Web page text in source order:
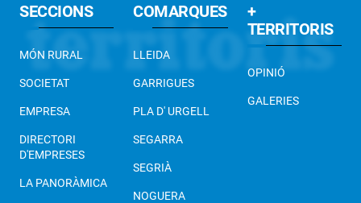
SECCIONS
MÓN RURAL
SOCIETAT
EMPRESA
DIRECTORI
D'EMPRESES
LA PANORÀMICA
COMARQUES
LLEIDA
GARRIGUES
PLA D' URGELL
SEGARRA
SEGRIÀ
NOGUERA
+
TERRITORIS
OPINIÓ
GALERIES